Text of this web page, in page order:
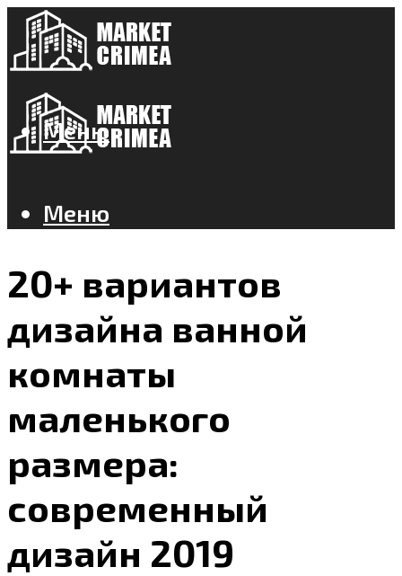
Меню
Меню
20+ вариантов
дизайна ванной
комнаты
маленького
размера:
современный
дизайн 2019